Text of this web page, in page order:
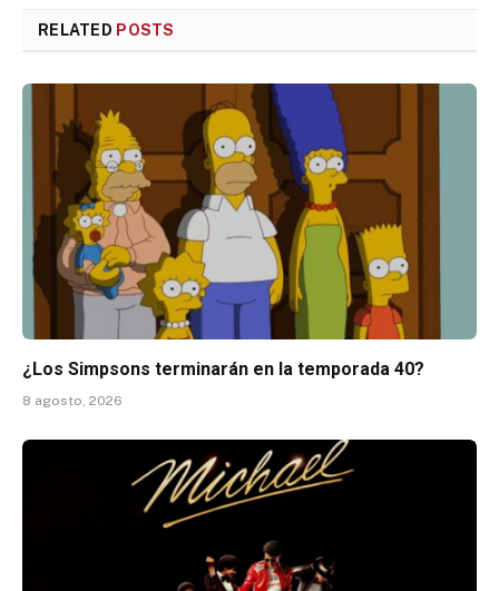
RELATED POSTS
¿Los Simpsons terminarán en la temporada 40?
8 agosto, 2026